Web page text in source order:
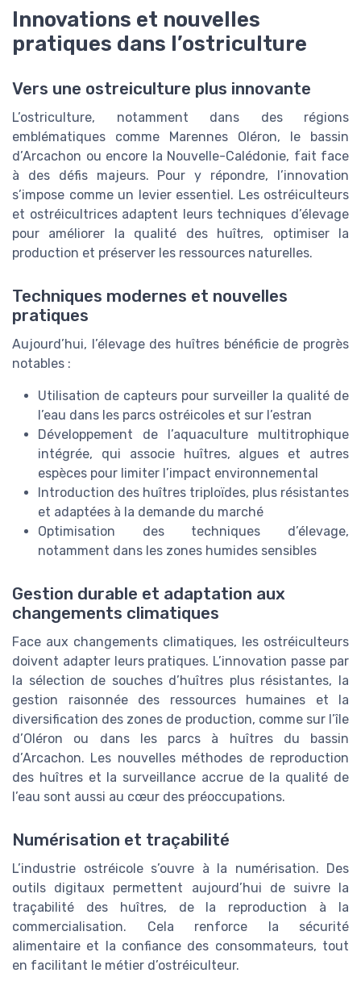
Innovations et nouvelles
pratiques dans l’ostriculture
Vers une ostreiculture plus innovante
L’ostriculture, notamment dans des régions
emblématiques comme Marennes Oléron, le bassin
d’Arcachon ou encore la Nouvelle-Calédonie, fait face
à des défis majeurs. Pour y répondre, l’innovation
s’impose comme un levier essentiel. Les ostréiculteurs
et ostréicultrices adaptent leurs techniques d’élevage
pour améliorer la qualité des huîtres, optimiser la
production et préserver les ressources naturelles.
Techniques modernes et nouvelles
pratiques
Aujourd’hui, l’élevage des huîtres bénéficie de progrès
notables :
Utilisation de capteurs pour surveiller la qualité de
l’eau dans les parcs ostréicoles et sur l’estran
Développement de l’aquaculture multitrophique
intégrée, qui associe huîtres, algues et autres
espèces pour limiter l’impact environnemental
Introduction des huîtres triploïdes, plus résistantes
et adaptées à la demande du marché
Optimisation des techniques d’élevage,
notamment dans les zones humides sensibles
Gestion durable et adaptation aux
changements climatiques
Face aux changements climatiques, les ostréiculteurs
doivent adapter leurs pratiques. L’innovation passe par
la sélection de souches d’huîtres plus résistantes, la
gestion raisonnée des ressources humaines et la
diversification des zones de production, comme sur l’île
d’Oléron ou dans les parcs à huîtres du bassin
d’Arcachon. Les nouvelles méthodes de reproduction
des huîtres et la surveillance accrue de la qualité de
l’eau sont aussi au cœur des préoccupations.
Numérisation et traçabilité
L’industrie ostréicole s’ouvre à la numérisation. Des
outils digitaux permettent aujourd’hui de suivre la
traçabilité des huîtres, de la reproduction à la
commercialisation. Cela renforce la sécurité
alimentaire et la confiance des consommateurs, tout
en facilitant le métier d’ostréiculteur.